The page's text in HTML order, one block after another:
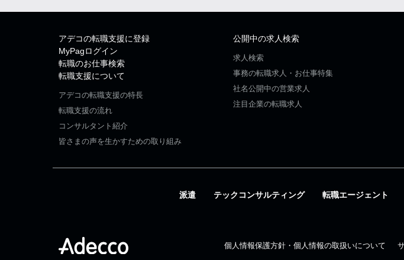
アデコの転職支援に登録
MyPagログイン
転職のお仕事検索
転職支援について
アデコの転職支援の特長
転職支援の流れ
コンサルタント紹介
皆さまの声を生かすための取り組み
公開中の求人検索
求人検索
事務の転職求人・お仕事特集
社名公開中の営業求人
注目企業の転職求人
派遣 テックコンサルティング 転職エージェント
個人情報保護方針・個人情報の取扱いについて